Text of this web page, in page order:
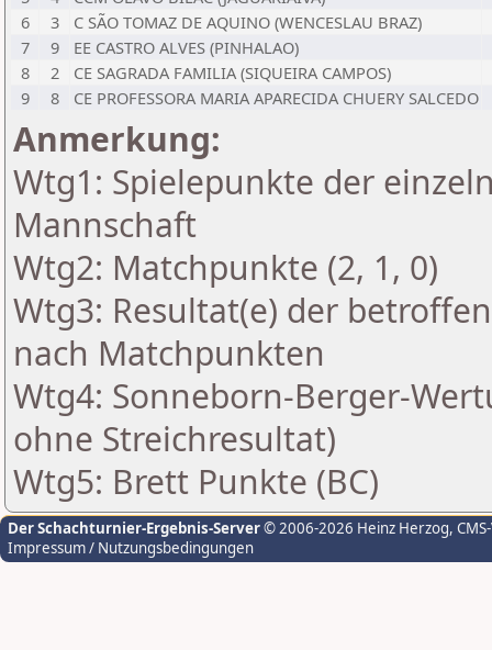
6
3
C SÃO TOMAZ DE AQUINO (WENCESLAU BRAZ)
7
9
EE CASTRO ALVES (PINHALAO)
8
2
CE SAGRADA FAMILIA (SIQUEIRA CAMPOS)
9
8 CE PROFESSORA MARIA APARECIDA CHUERY SALCEDO
Anmerkung:
Wtg1: Spielepunkte der
Mannschaft
Wtg2: Matchpunkte (2, 1, 0)
Wtg3: Resultat(e) der
nach Matchpunkten
Wtg4: Sonneborn-Berger-
ohne Streichresultat)
Wtg5: Brett Punkte (BC)
Der Schachturnier-Ergebnis-Server© 2006-2026 Heinz Herzog,
Impressum / Nutzungsbedingungen